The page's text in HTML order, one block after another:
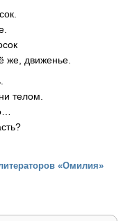
же, движенье.
телом.
«Омилия»